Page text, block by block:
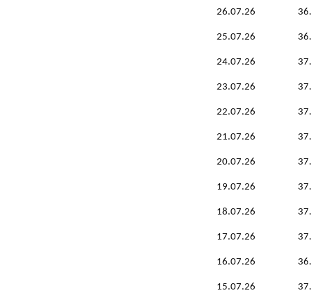
26.07.26
25.07.26
24.07.26
23.07.26
22.07.26
21.07.26
20.07.26
19.07.26
18.07.26
17.07.26
16.07.26
15.07.26